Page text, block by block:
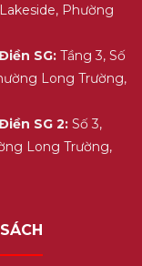
Phường
SG:Tầng 3, Số
Long Trường,
SG 2:Số 3,
Long Trường,